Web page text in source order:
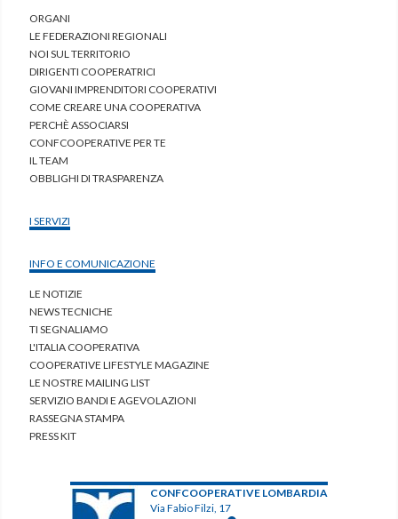
ORGANI
LE FEDERAZIONI REGIONALI
NOI SUL TERRITORIO
DIRIGENTI COOPERATRICI
GIOVANI IMPRENDITORI COOPERATIVI
COME CREARE UNA COOPERATIVA
PERCHÈ ASSOCIARSI
CONFCOOPERATIVE PER TE
IL TEAM
OBBLIGHI DI TRASPARENZA
I SERVIZI
INFO E COMUNICAZIONE
LE NOTIZIE
NEWS TECNICHE
TI SEGNALIAMO
L'ITALIA COOPERATIVA
COOPERATIVE LIFESTYLE MAGAZINE
LE NOSTRE MAILING LIST
SERVIZIO BANDI E AGEVOLAZIONI
RASSEGNA STAMPA
PRESS KIT
CONFCOOPERATIVE LOMBARDIA
Via Fabio Filzi, 17